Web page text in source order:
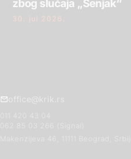
zbog slučaja „Senjak“
30. jul 2026.
office@krik.rs
011 420 43 04
Makenzijeva 46, 11111 Beograd, Srbija